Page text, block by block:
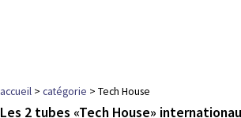
accueil > catégorie > Tech House
Les 2 tubes «Tech House»